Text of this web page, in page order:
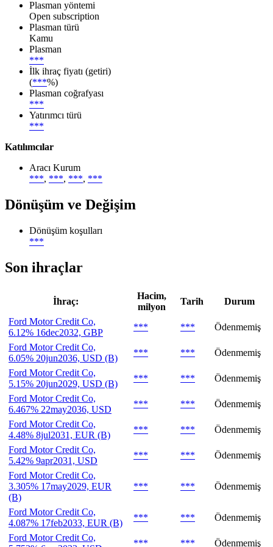
Plasman yöntemi
Open subscription
Plasman türü
Kamu
Plasman
***
İlk ihraç fiyatı (getiri)
(***%)
Plasman coğrafyası
***
Yatırımcı türü
***
Katılımcılar
Aracı Kurum
***, ***, ***, ***
Dönüşüm ve Değişim
Dönüşüm koşulları
***
Son ihraçlar
İhraç:
Hacim,
milyon
Tarih
Durum
Ford Motor Credit Co,
6.12% 16dec2032, GBP
*** ***
Ödenmemiş
Ford Motor Credit Co,
6.05% 20jun2036, USD (B)
*** ***
Ödenmemiş
Ford Motor Credit Co,
5.15% 20jun2029, USD (B)
*** ***
Ödenmemiş
Ford Motor Credit Co,
6.467% 22may2036, USD
*** ***
Ödenmemiş
Ford Motor Credit Co,
4.48% 8jul2031, EUR (B)
*** ***
Ödenmemiş
Ford Motor Credit Co,
5.42% 9apr2031, USD
*** ***
Ödenmemiş
Ford Motor Credit Co,
3.305% 17may2029, EUR
(B)
*** *** Ödenmemiş
Ford Motor Credit Co,
4.087% 17feb2033, EUR (B)
*** ***
Ödenmemiş
Ford Motor Credit Co,
*** *** Ödenmemiş